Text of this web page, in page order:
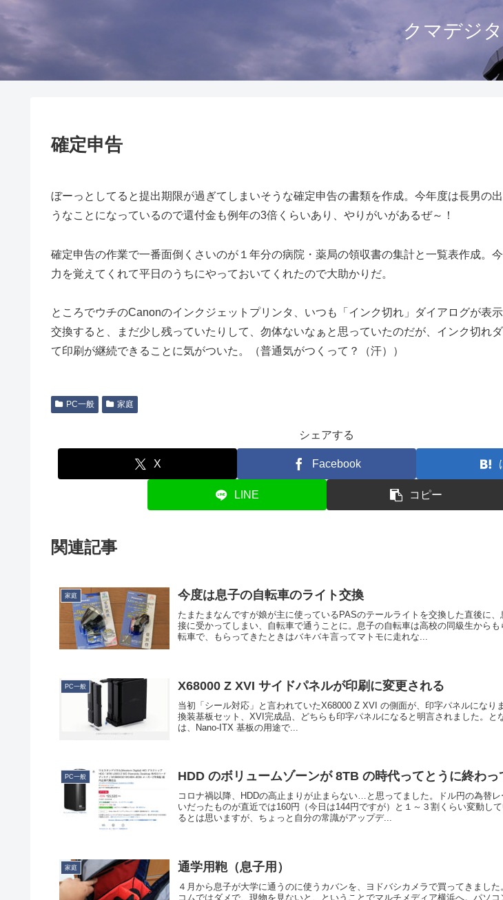
クマデジ
確定申告
ぼーっとしてると提出期限が過ぎてしまいそうな確定申告の書類を作成。今年度は長男の
うなことになっているので還付金も例年の3倍くらいあり、やりがいがあるぜ～！
確定申告の作業で一番面倒くさいのが１年分の病院・薬局の領収書の集計と一覧表作成。
力を覚えてくれて平日のうちにやっておいてくれたので大助かりだ。
ところでウチのCanonのインクジェットプリンタ、いつも「インク切れ」ダイアログが表
交換すると、まだ少し残っていたりして、勿体ないなぁと思っていたのだが、インク切れ
て印刷が継続できることに気がついた。（普通気がつくって？（汗））
PC一般 家庭
シェアする
X Facebook
LINE コピー
関連記事
家庭 今度は息子の自転車のライト交換
たまたまなんですが娘が主に使っているPASのテールライトを交換した直後に
接に受かってしまい、自転車で通うことに。息子の自転車は高校の同級生からも
転車で、もらってきたときはバキバキ言ってマトモに走れな...
PC一般 X68000 Z XVI サイドパネルが印刷に変更される
当初「シール対応」と言われていたX68000 Z XVI の側面が、印字パネルになり
換装基板セット、XVI完成品、どちらも印字パネルになると明言されました。と
は、Nano-ITX 基板の用途で...
PC一般 HDD のボリュームゾーンが 8TB の時代ってとうに終わ
コロナ禍以降、HDDの高止まりが止まらない…と思ってました。ドル円の為替レ
いだったものが直近では160円（今日は144円ですが）と１～３割くらい変動し
るとは思いますが、ちょっと自分の常識がアップデ...
家庭 通学用鞄（息子用）
４月から息子が大学に通うのに使うカバンを、ヨドバシカメラで買ってきました
コムではダメで、現物を見ないと、ということでマルチメディア横浜へ。パソ